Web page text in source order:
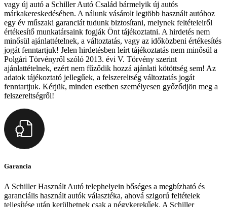
vagy új autó a Schiller Autó Család bármelyik új autós
márkakereskedésében. A nálunk vásárolt legtöbb használt autóhoz
egy év műszaki garanciát tudunk biztosítani, melynek feltételeiről
értékesítő munkatársaink fogják Önt tájékoztatni. A hirdetés nem
minősül ajánlattételnek, a változtatás, vagy az időközbeni értékesítés
jogát fenntartjuk! Jelen hirdetésben leírt tájékoztatás nem minősül a
Polgári Törvényről szóló 2013. évi V. Törvény szerint
ajánlattételnek, ezért nem fűződik hozzá ajánlati kötöttség sem! Az
adatok tájékoztató jellegűek, a felszereltség változtatás jogát
fenntartjuk. Kérjük, minden esetben személyesen győződjön meg a
felszereltségről!
Garancia
A Schiller Használt Autó telephelyein bőséges a megbízható és
garanciális használt autók választéka, ahová szigorú feltételek
teljesítése után kerülhetnek csak a négykerekűek. A Schiller